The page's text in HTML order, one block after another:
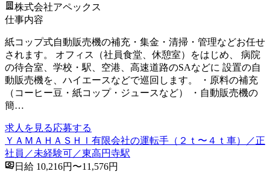
株式会社アペックス
仕事内容
紙コップ式自動販売機の補充・集金・清掃・管理などお任せ
されます。 オフィス（社員食堂、休憩室）をはじめ、 病院
の待合室、学校・駅、空港、高速道路のSAなどに 設置の自
動販売機を、ハイエースなどで巡回します。 ・原料の補充
（コーヒー豆・紙コップ・ジュースなど） ・自動販売機の
簡…
求人を見る応募する
ＹＡＭＡＨＡＳＨＩ有限会社の運転手（２ｔ〜４ｔ車）／正
社員／未経験可／東高円寺駅
日給 10,216円〜11,576円